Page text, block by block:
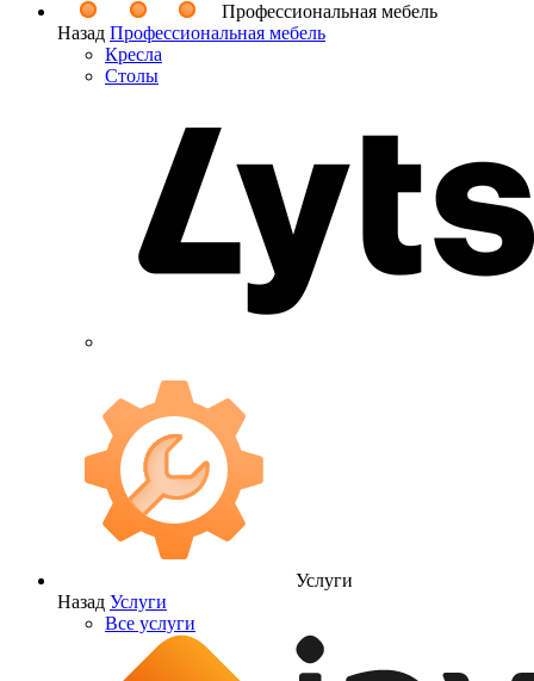
Профессиональная мебель
Назад Профессиональная мебель
Кресла
Столы
Услуги
Назад Услуги
Все услуги